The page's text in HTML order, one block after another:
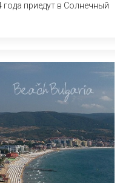
приедут в Солнечный